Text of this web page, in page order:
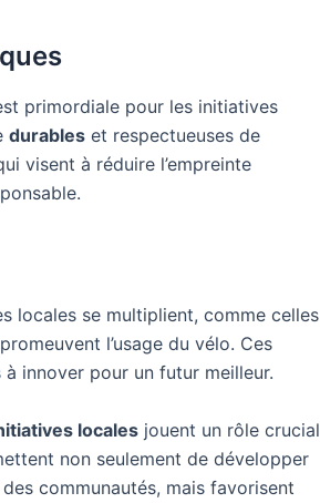
primordiale pour les initiatives
durables et respectueuses de
visent à réduire l’empreinte
locales se multiplient, comme celles
l’usage du vélo. Ces
innover pour un futur meilleur.
locales jouent un rôle crucial
non seulement de développer
communautés, mais favorisent